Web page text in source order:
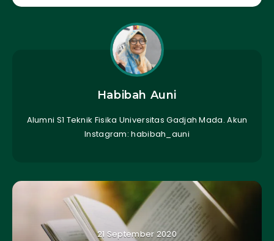
Habibah Auni
Alumni S1 Teknik Fisika Universitas Gadjah Mada. Akun
Instagram: habibah_auni
21 September 2020